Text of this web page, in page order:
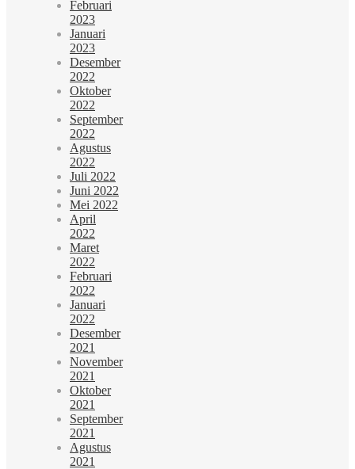
Februari
2023
Januari
2023
Desember
2022
Oktober
2022
September
2022
Agustus
2022
Juli 2022
Juni 2022
Mei 2022
April
2022
Maret
2022
Februari
2022
Januari
2022
Desember
2021
November
2021
Oktober
2021
September
2021
Agustus
2021